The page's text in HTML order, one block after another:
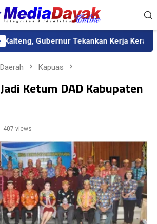
Tekankan Kerja Keras dan Kolaborasi
Kapuas
Ketum DAD Kabupaten
407 views